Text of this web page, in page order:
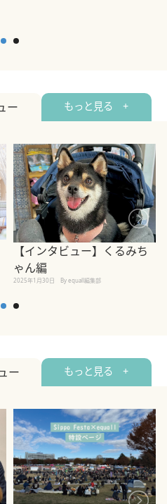
ー もっと見る +
【インタビュー】くるみち
ゃん編
2025年1月30日 By equall編集部
ー もっと見る +